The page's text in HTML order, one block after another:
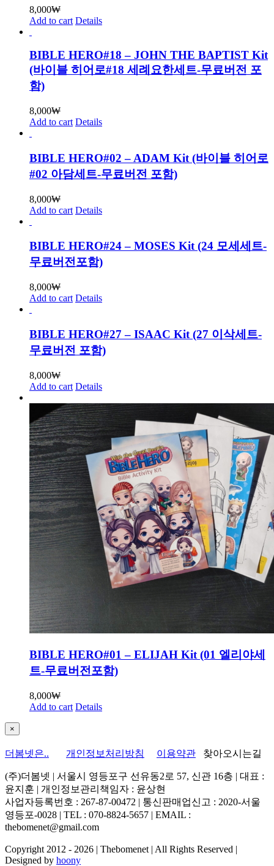
8,000₩
Add to cart Details
BIBLE HERO#18 – JOHN THE BAPTIST Kit
(바이블 히어로#18 세례요한세트-무료버전 포
함)
8,000₩
Add to cart Details
BIBLE HERO#02 – ADAM Kit (바이블 히어로
#02 아담세트-무료버전 포함)
8,000₩
Add to cart Details
BIBLE HERO#24 – MOSES Kit (24 모세세트-
무료버전포함)
8,000₩
Add to cart Details
BIBLE HERO#27 – ISAAC Kit (27 이삭세트-
무료버전 포함)
8,000₩
Add to cart Details
BIBLE HERO#01 – ELIJAH Kit (01 엘리야세
트-무료버전포함)
8,000₩
Add to cart Details
Close
product
view
×
더봄넷은.. 개인정보처리방침 이용약관 찾아오시는길
(주)더봄넷 | 서울시 영등포구 선유동2로 57, 신관 16층 | 대표 :
윤지훈 | 개인정보관리책임자 : 윤상현
사업자등록번호 : 267-87-00472 | 통신판매업신고 : 2020-서울
영등포-0028 | TEL : 070-8824-5657 | EMAIL :
thebomenet@gmail.com
Copyright 2012 - 2026 | Thebomenet | All Rights Reserved |
Designed by hoony